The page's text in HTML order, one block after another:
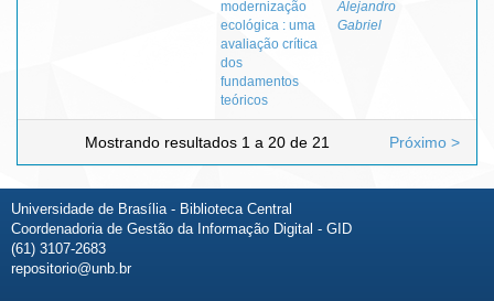
modernização
ecológica : uma
avaliação crítica
dos
fundamentos
teóricos
Alejandro
Gabriel
Mostrando resultados 1 a 20 de 21 Próximo >
Universidade de Brasília - Biblioteca Central
Coordenadoria de Gestão da Informação Digital - GID
(61) 3107-2683
repositorio@unb.br